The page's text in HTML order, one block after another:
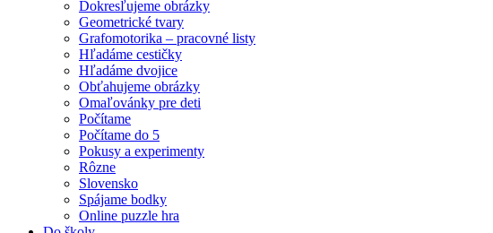
Dokresľujeme obrázky
Geometrické tvary
Grafomotorika – pracovné listy
Hľadáme cestičky
Hľadáme dvojice
Obťahujeme obrázky
Omaľovánky pre deti
Počítame
Počítame do 5
Pokusy a experimenty
Rôzne
Slovensko
Spájame bodky
Online puzzle hra